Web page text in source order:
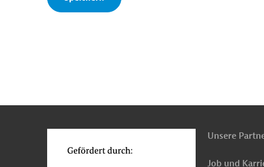
Unsere
Job und